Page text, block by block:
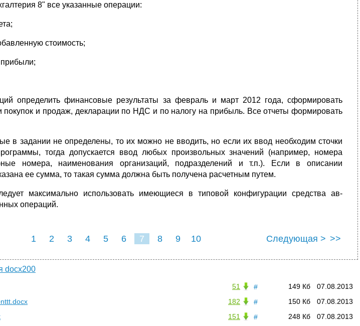
8" все указанные операции:
стоимость;
определить финансовые результаты за февраль и март 2012 года, сформировать
покупок и продаж, декларации по НДС и по налогу на прибыль. Все отчеты фор­мировать
в задании не определены, то их можно не вводить, но если их ввод необходим сточки
тогда допускается ввод любых произвольных значений (напри­мер, номера
номера, наименования организаций, подразделений и т.п.). Если в описании
ее сумма, то такая сумма должна быть получена расчетным путем.
максимально использовать имеющиеся в типовой конфигурации средства ав­
операций.
1 2 3 4 5 6 7 8 9 10 Следующая > >>
docx200
# 07.08.2013
149 Кб
51
#
07.08.2013
150 Кб
182
#
07.08.2013
248 Кб
151